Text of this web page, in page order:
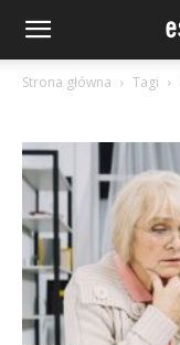
Strona główna Tagi